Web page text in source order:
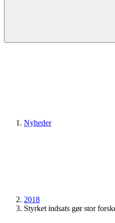
Nyheder
2018
Styrket indsats gør stor